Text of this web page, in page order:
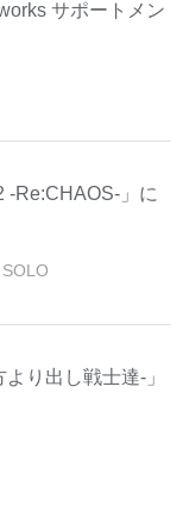
サポートメン
-Re:CHAOS-」に
SOLO
り出し戦士達-」